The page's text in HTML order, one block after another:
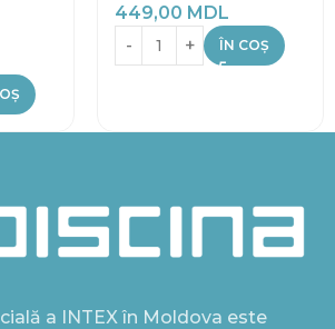
449,00 MDL
ÎN COȘ
a INTEX în Moldova este